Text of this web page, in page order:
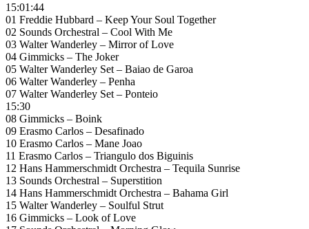
15:01:44
01 Freddie Hubbard – Keep Your Soul Together
02 Sounds Orchestral – Cool With Me
03 Walter Wanderley – Mirror of Love
04 Gimmicks – The Joker
05 Walter Wanderley Set – Baiao de Garoa
06 Walter Wanderley – Penha
07 Walter Wanderley Set – Ponteio
15:30
08 Gimmicks – Boink
09 Erasmo Carlos – Desafinado
10 Erasmo Carlos – Mane Joao
11 Erasmo Carlos – Triangulo dos Biguinis
12 Hans Hammerschmidt Orchestra – Tequila Sunrise
13 Sounds Orchestral – Superstition
14 Hans Hammerschmidt Orchestra – Bahama Girl
15 Walter Wanderley – Soulful Strut
16 Gimmicks – Look of Love